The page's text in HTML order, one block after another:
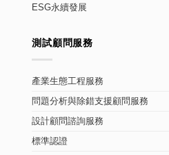
ESG永續發展
測試顧問服務
產業生態工程服務
問題分析與除錯支援顧問服務
設計顧問諮詢服務
標準認證